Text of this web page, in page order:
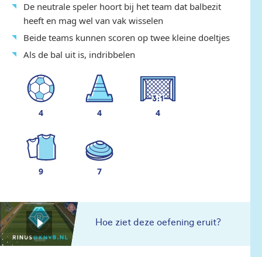
De neutrale speler hoort bij het team dat balbezit
heeft en mag wel van vak wisselen
Beide teams kunnen scoren op twee kleine doeltjes
Als de bal uit is, indribbelen
4 4 4
9 7
Hoe ziet deze oefening eruit?